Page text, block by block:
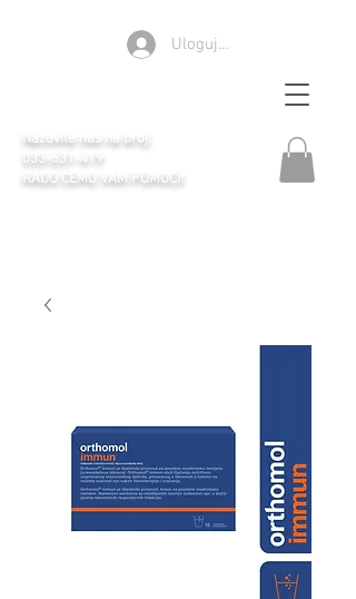
Ulogujte se
Nazovite nas na broj:
033-631-419
RADO ĆEMO VAM POMOĆI!